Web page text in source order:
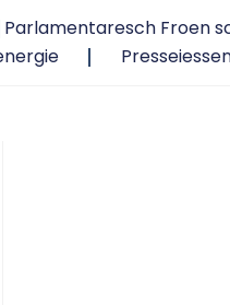
Parlamentaresch Froen